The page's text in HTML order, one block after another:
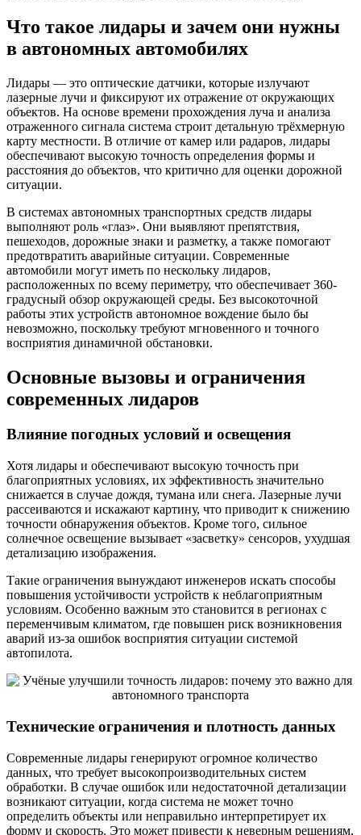
Что такое лидары и зачем они нужны
в автономных автомобилях
Лидары — это оптические датчики, которые излучают
лазерные лучи и фиксируют их отражение от окружающих
объектов. На основе времени прохождения луча и анализа
отраженного сигнала система строит детальную трёхмерную
карту местности. В отличие от камер или радаров, лидары
обеспечивают высокую точность определения формы и
расстояния до объектов, что критично для оценки дорожной
ситуации.
В системах автономных транспортных средств лидары
выполняют роль «глаз». Они выявляют препятствия,
пешеходов, дорожные знаки и разметку, а также помогают
предотвратить аварийные ситуации. Современные
автомобили могут иметь по нескольку лидаров,
расположенных по всему периметру, что обеспечивает 360-
градусный обзор окружающей среды. Без высокоточной
работы этих устройств автономное вождение было бы
невозможно, поскольку требуют мгновенного и точного
восприятия динамичной обстановки.
Основные вызовы и ограничения
современных лидаров
Влияние погодных условий и освещения
Хотя лидары и обеспечивают высокую точность при
благоприятных условиях, их эффективность значительно
снижается в случае дождя, тумана или снега. Лазерные лучи
рассеиваются и искажают картину, что приводит к снижению
точности обнаружения объектов. Кроме того, сильное
солнечное освещение вызывает «засветку» сенсоров, ухудшая
детализацию изображения.
Такие ограничения вынуждают инженеров искать способы
повышения устойчивости устройств к неблагоприятным
условиям. Особенно важным это становится в регионах с
переменчивым климатом, где повышен риск возникновения
аварий из-за ошибок восприятия ситуации системой
автопилота.
Технические ограничения и плотность данных
Современные лидары генерируют огромное количество
данных, что требует высокопроизводительных систем
обработки. В случае ошибок или недостаточной детализации
возникают ситуации, когда система не может точно
определить объекты или неправильно интерпретирует их
форму и скорость. Это может привести к неверным решениям,